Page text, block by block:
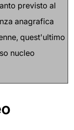
previsto al
anagrafica
quest'ultimo
nucleo